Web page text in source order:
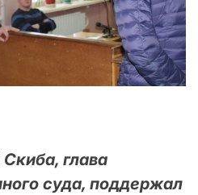
глава
суда, поддержал